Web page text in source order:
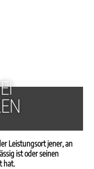
Leistungsort jener, an
ist oder seinen
hat.